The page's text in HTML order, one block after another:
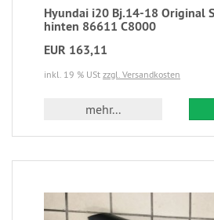
Hyundai i20 Bj.14-18 Original
hinten 86611 C8000
EUR 163,11
inkl. 19 % USt zzgl. Versandkosten
mehr...